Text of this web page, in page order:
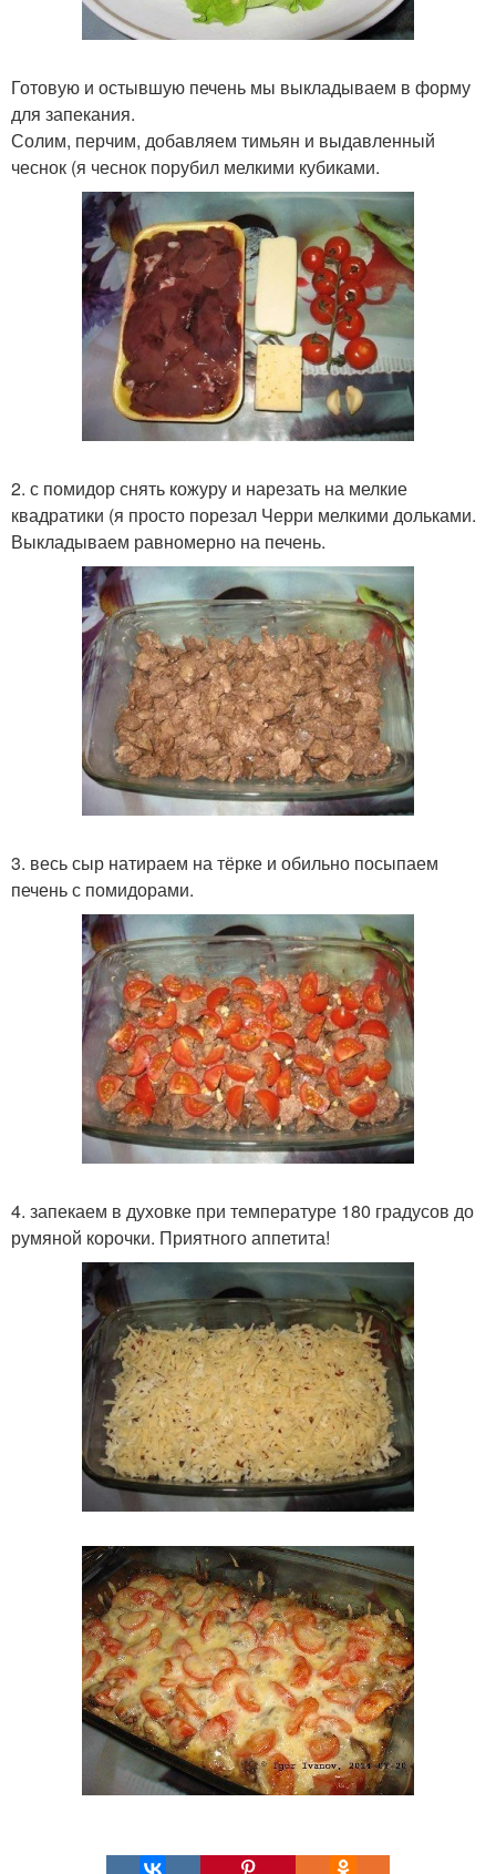
Готовую и остывшую печень мы выкладываем в форму
для запекания.
Солим, перчим, добавляем тимьян и выдавленный
чеснок (я чеснок порубил мелкими кубиками.
2. с помидор снять кожуру и нарезать на мелкие
квадратики (я просто порезал Черри мелкими дольками.
Выкладываем равномерно на печень.
3. весь сыр натираем на тёрке и обильно посыпаем
печень с помидорами.
4. запекаем в духовке при температуре 180 градусов до
румяной корочки. Приятного аппетита!